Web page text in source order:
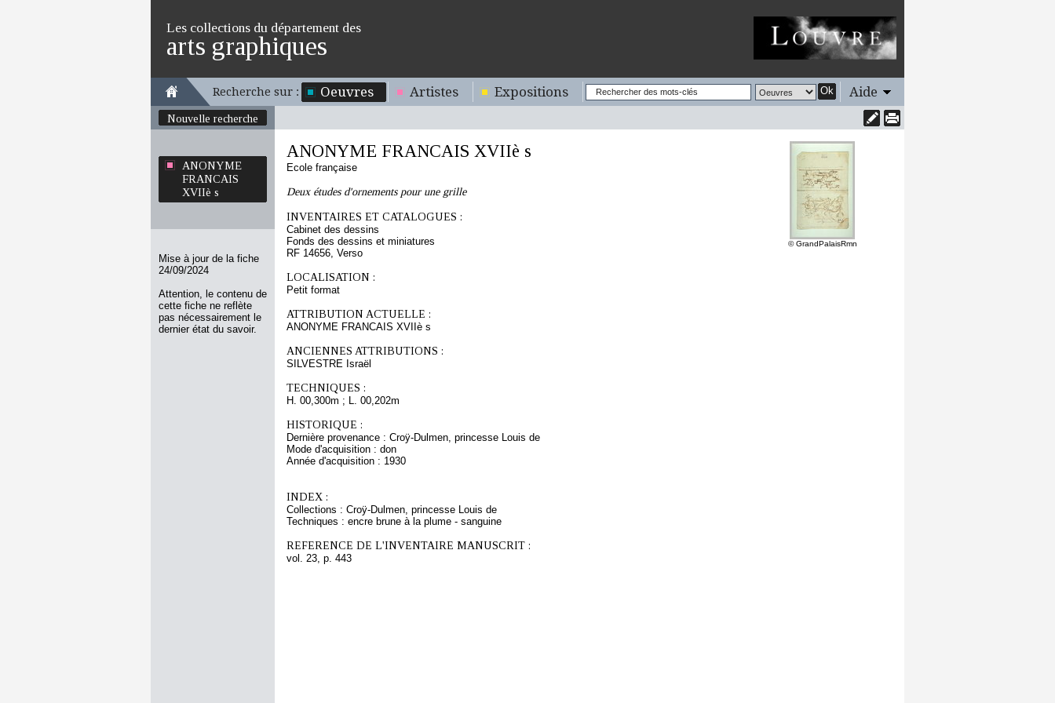
Les collections du département des
arts graphiques
Recherche sur : Oeuvres Artistes Expositions Ok Aide
Nouvelle recherche
ANONYME
FRANCAIS
XVIIè s
Mise à jour de la fiche
24/09/2024
Attention, le contenu de
cette fiche ne reflète
pas nécessairement le
dernier état du savoir.
© GrandPalaisRmn
ANONYME FRANCAIS XVIIè s
Ecole française
Deux études d'ornements pour une grille
INVENTAIRES ET CATALOGUES :
Cabinet des dessins
Fonds des dessins et miniatures
RF 14656, Verso
LOCALISATION :
Petit format
ATTRIBUTION ACTUELLE :
ANONYME FRANCAIS XVIIè s
ANCIENNES ATTRIBUTIONS :
SILVESTRE Israël
TECHNIQUES :
H. 00,300m ; L. 00,202m
HISTORIQUE :
Dernière provenance : Croÿ-Dulmen, princesse Louis de
Mode d'acquisition : don
Année d'acquisition : 1930
INDEX :
Collections : Croÿ-Dulmen, princesse Louis de
Techniques : encre brune à la plume - sanguine
REFERENCE DE L'INVENTAIRE MANUSCRIT :
vol. 23, p. 443